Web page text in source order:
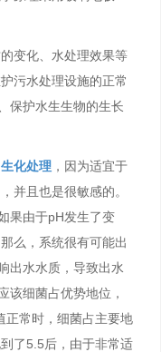
变化、水处理效果等
污水处理设施的正常
保护水生生物的生长
生化处理 ，因为适宜于
并且也是很敏感的。
果由于pH发生了变
么，系统很有可能出
出水水质，导致出水
该细菌占优势地位，
正常时，细菌占主要地
了5.5后，由于非常适